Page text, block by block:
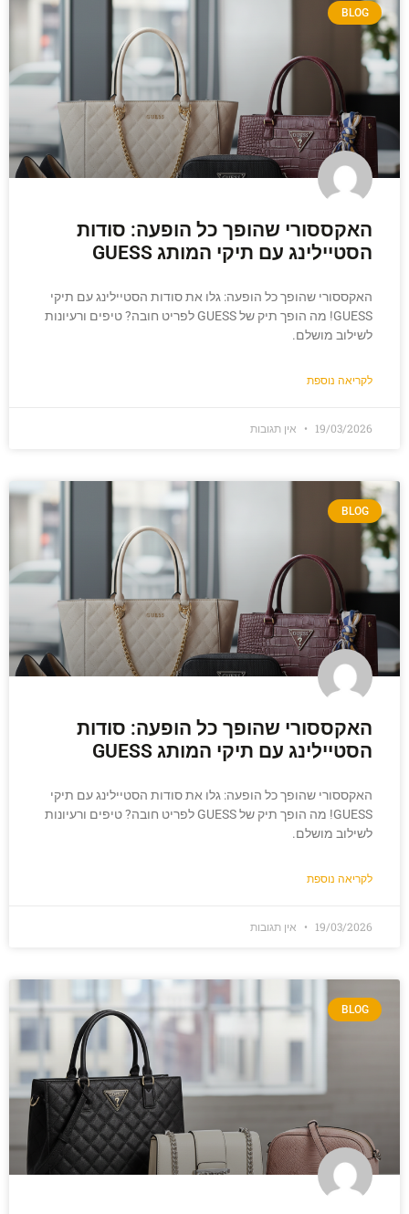
BLOG
האקססורי שהופך כל הופעה: סודות
הסטיילינג עם תיקי המותג GUESS
האקססורי שהופך כל הופעה: גלו את סודות הסטיילינג עם תיקי
GUESS! מה הופך תיק של GUESS לפריט חובה? טיפים ורעיונות
לשילוב מושלם.
לקריאה נוספת
19/03/2026 אין תגובות
BLOG
האקססורי שהופך כל הופעה: סודות
הסטיילינג עם תיקי המותג GUESS
האקססורי שהופך כל הופעה: גלו את סודות הסטיילינג עם תיקי
GUESS! מה הופך תיק של GUESS לפריט חובה? טיפים ורעיונות
לשילוב מושלם.
לקריאה נוספת
19/03/2026 אין תגובות
BLOG